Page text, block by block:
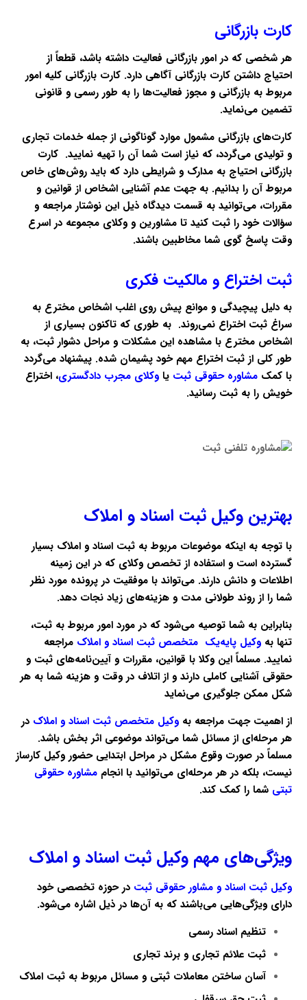
کارت بازرگانی
هر شخصی که در امور بازرگانی فعالیت داشته باشد، قطعاً از
احتیاج داشتن کارت بازرگانی آگاهی دارد. کارت بازرگانی کلیه امور
مربوط به بازرگانی و مجوز فعالیت‌ها را به طور رسمی و قانونی
تضمین می‌نماید.
کارت‌های بازرگانی مشمول موارد گوناگونی از جمله خدمات تجاری
و تولیدی می‌گردد، که نیاز است شما آن را تهیه نمایید. کارت
بازرگانی احتیاج به مدارک و شرایطی دارد که باید روش‌های خاص
مربوط آن را بدانیم. به جهت عدم آشنایی اشخاص از قوانین و
مقررات، می‌توانید به قسمت دیدگاه ذیل این نوشتار مراجعه و
سؤالات خود را ثبت کنید تا مشاورین و وکلای مجموعه در اسرع
وقت پاسخ گوی شما مخاطبین باشند.
ثبت اختراع و مالکیت فکری
به دلیل پیچیدگی و موانع پیش روی اغلب اشخاص مخترع به
سراغ ثبت اختراع نمی‌روند. به طوری که تاکنون بسیاری از
اشخاص مخترع با مشاهده این مشکلات و مراحل دشوار ثبت، به
طور کلی از ثبت اختراع مهم خود پشیمان شده. پیشنهاد می‌گردد
با کمکمشاوره حقوقی ثبت یا وکلای مجرب دادگستری، اختراع
خویش را به ثبت رسانید.
بهترین وکیل ثبت اسناد و املاک
با توجه به اینکه موضوعات مربوط به ثبت اسناد و املاک بسیار
گسترده است و استفاده از تخصص وکلای که در این زمینه
اطلاعات و دانش دارند. می‌تواند با موفقیت در پرونده مورد نظر
شما را از روند طولانی مدت و هزینه‌های زیاد نجات دهد.
بنابراین به شما توصیه می‌شود که در مورد امور مربوط به ثبت،
تنها بهوکیل پایه‌یک متخصص ثبت اسناد و املاکمراجعه
نمایید. مسلماً این وکلا با قوانین، مقررات و آیین‌نامه‌های ثبت و
حقوقی آشنایی کاملی دارند و از اتلاف در وقت و هزینه شما به هر
شکل ممکن جلوگیری می‌نماید
از اهمیت جهت مراجعه بهوکیل متخصص ثبت اسناد و املاکدر
هر مرحله‌ای از مسائل شما می‌تواند موضوعی اثر بخش باشد.
مسلماً در صورت وقوع مشکل در مراحل ابتدایی حضور وکیل کارساز
نیست، بلکه در هر مرحله‌ای می‌توانید با انجاممشاوره حقوقی
تبتیشما را کمک کند.
ویژگی‌های مهم وکیل ثبت اسناد و املاک
وکیل ثبت اسناد و مشاور حقوقی ثبتدر حوزه تخصصی خود
دارای ویژگی‌هایی می‌باشند که به آن‌ها در ذیل اشاره می‌شود.
تنظیم اسناد رسمی
ثبت علائم تجاری و برند تجاری
آسان ساختن معاملات ثبتی و مسائل مربوط به ثبت املاک